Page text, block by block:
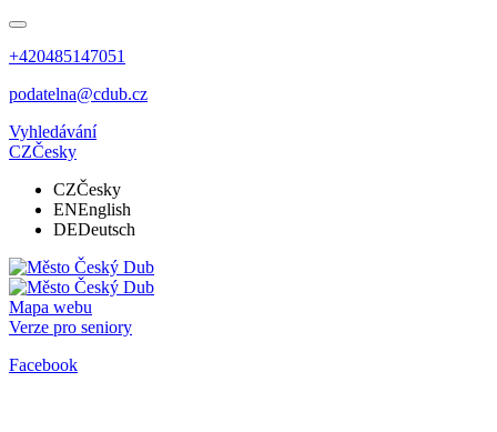
+420485147051
podatelna@cdub.cz
Vyhledávání
CZČesky
CZČesky
ENEnglish
DEDeutsch
Mapa webu
Verze pro seniory
Facebook